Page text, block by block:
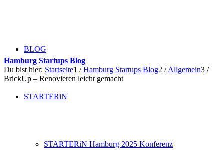
BLOG
STARTERiN
STARTERiN Hamburg 2025 Konferenz
Hamburg Startups Blog
Du bist hier: Startseite1 / Hamburg Startups Blog2 / Allgemein3 /
BrickUp – Renovieren leicht gemacht